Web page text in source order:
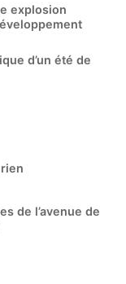
explosion
d’un été de
de l’avenue de